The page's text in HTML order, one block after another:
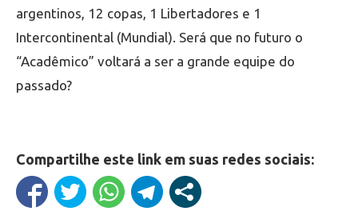
argentinos, 12 copas, 1 Libertadores e 1
Intercontinental (Mundial). Será que no futuro o
“Acadêmico” voltará a ser a grande equipe do
passado?
Compartilhe este link em suas redes sociais: